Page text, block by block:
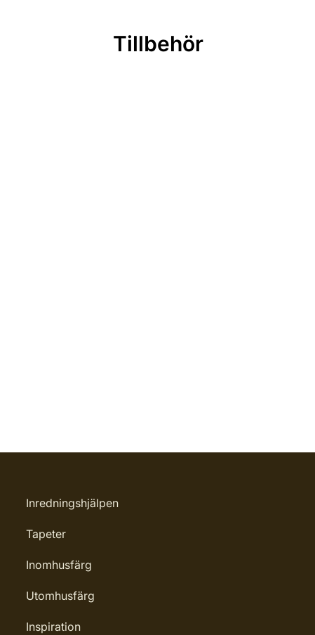
Tillbehör
Inredningshjälpen
Tapeter
Inomhusfärg
Utomhusfärg
Inspiration